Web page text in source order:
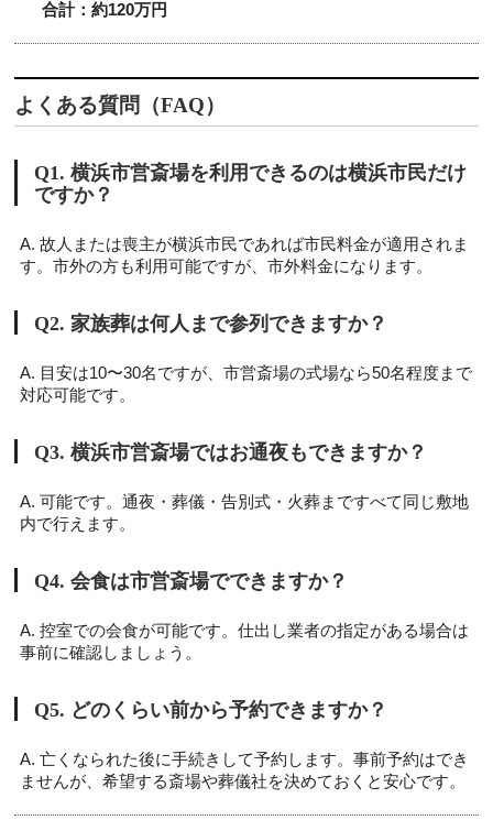
合計：約120万円
よくある質問（FAQ）
Q1. 横浜市営斎場を利用できるのは横浜市民だけ
ですか？
A. 故人または喪主が横浜市民であれば市民料金が適用されま
す。市外の方も利用可能ですが、市外料金になります。
Q2. 家族葬は何人まで参列できますか？
A. 目安は10〜30名ですが、市営斎場の式場なら50名程度まで
対応可能です。
Q3. 横浜市営斎場ではお通夜もできますか？
A. 可能です。通夜・葬儀・告別式・火葬まですべて同じ敷地
内で行えます。
Q4. 会食は市営斎場でできますか？
A. 控室での会食が可能です。仕出し業者の指定がある場合は
事前に確認しましょう。
Q5. どのくらい前から予約できますか？
A. 亡くなられた後に手続きして予約します。事前予約はでき
ませんが、希望する斎場や葬儀社を決めておくと安心です。